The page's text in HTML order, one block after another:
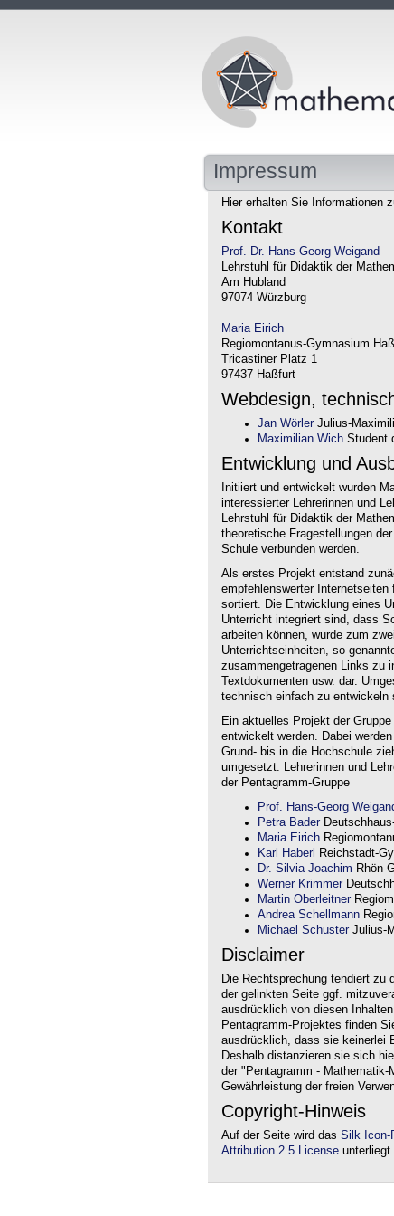
Impressum
Hier erhalten Sie Informationen
Kontakt
Prof. Dr. Hans-Georg Weigand
Lehrstuhl für Didaktik der
Am Hubland
97074 Würzburg
Maria Eirich
Regiomontanus-Gymnasium
Tricastiner Platz 1
97437 Haßfurt
Webdesign,
Jan Wörler Julius-
Maximilian Wich Student
Entwicklung und
Initiiert und entwickelt wurden
interessierter Lehrerinnen und
Lehrstuhl für Didaktik der
theoretische Fragestellungen
Schule verbunden werden.
Als erstes Projekt entstand
empfehlenswerter
sortiert. Die Entwicklung eines
Unterricht integriert sind, dass
arbeiten können, wurde zum
Unterrichtseinheiten, so
zusammengetragenen Links zu
Textdokumenten usw. dar.
technisch einfach zu entwickeln
Ein aktuelles Projekt der
entwickelt werden. Dabei
Grund- bis in die Hochschule
umgesetzt. Lehrerinnen und
der Pentagramm-Gruppe
Prof. Hans-Georg
Petra Bader
Maria Eirich
Karl Haberl
Reichstadt-
Dr. Silvia Joachim Rhön-
Werner Krimmer
Martin Oberleitner
Andrea Schellmann
Michael Schuster Julius-
Disclaimer
Die Rechtsprechung tendiert zu
der gelinkten Seite ggf.
ausdrücklich von diesen
Pentagramm-Projektes finden
ausdrücklich, dass sie keinerlei
Deshalb distanzieren sie sich
der "Pentagramm - Mathematik-
Gewährleistung der freien
Copyright-Hinweis
Auf der Seite wird das Silk Icon-
Attribution 2.5 License unterliegt.